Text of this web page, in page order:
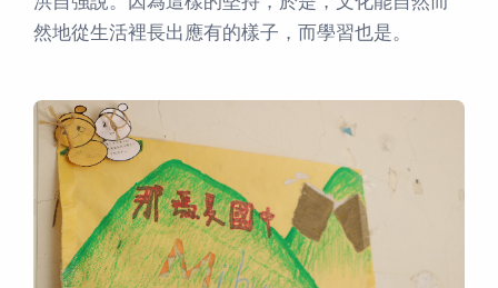
然地從生活裡長出應有的樣子，而學習也是。